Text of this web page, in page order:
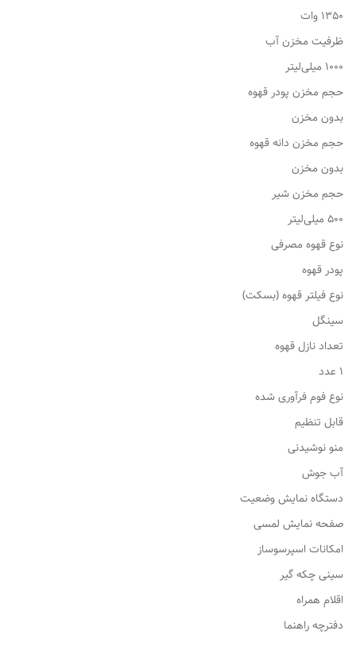
1350 وات
ظرفیت مخزن آب
1000 میلی‌لیتر
حجم مخزن پودر قهوه
بدون مخزن
حجم مخزن دانه قهوه
بدون مخزن
حجم مخزن شیر
500 میلی‌لیتر
نوع قهوه مصرفی
پودر قهوه
نوع فیلتر قهوه (بسکت)
سینگل
تعداد نازل قهوه
1 عدد
نوع فوم فرآوری شده
قابل تنظیم
منو نوشیدنی
آب جوش
دستگاه نمایش وضعیت
صفحه نمایش لمسی
امکانات اسپرسوساز
سینی چکه گیر
اقلام همراه
دفترچه راهنما